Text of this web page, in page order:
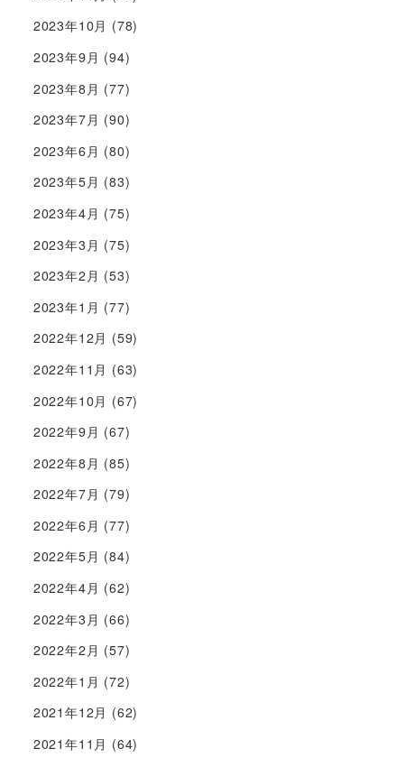
2023年10月 (78)
2023年9月 (94)
2023年8月 (77)
2023年7月 (90)
2023年6月 (80)
2023年5月 (83)
2023年4月 (75)
2023年3月 (75)
2023年2月 (53)
2023年1月 (77)
2022年12月 (59)
2022年11月 (63)
2022年10月 (67)
2022年9月 (67)
2022年8月 (85)
2022年7月 (79)
2022年6月 (77)
2022年5月 (84)
2022年4月 (62)
2022年3月 (66)
2022年2月 (57)
2022年1月 (72)
2021年12月 (62)
2021年11月 (64)